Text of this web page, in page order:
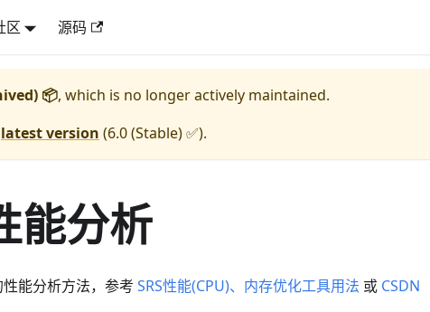
区 源码
📦, which is no longer actively maintained.
latest version (6.0 (Stable) ✅).
能分析
能分析方法，参考 SRS性能(CPU)、内存优化工具用法 或 CSDN